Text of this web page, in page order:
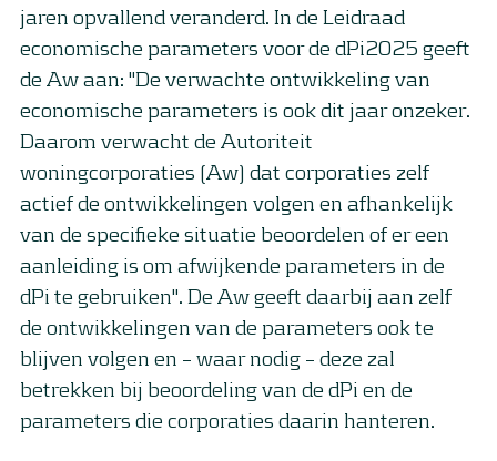
jaren opvallend veranderd. In de Leidraad
economische parameters voor de dPi2025 geeft
de Aw aan: "De verwachte ontwikkeling van
economische parameters is ook dit jaar onzeker.
Daarom verwacht de Autoriteit
woningcorporaties (Aw) dat corporaties zelf
actief de ontwikkelingen volgen en afhankelijk
van de specifieke situatie beoordelen of er een
aanleiding is om afwijkende parameters in de
dPi te gebruiken". De Aw geeft daarbij aan zelf
de ontwikkelingen van de parameters ook te
blijven volgen en – waar nodig – deze zal
betrekken bij beoordeling van de dPi en de
parameters die corporaties daarin hanteren.